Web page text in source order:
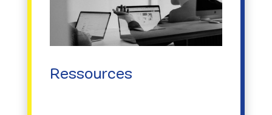
Ressources